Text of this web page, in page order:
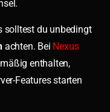
solltest du unbedingt
achten. Bei Nexus
enthalten,
Features starten